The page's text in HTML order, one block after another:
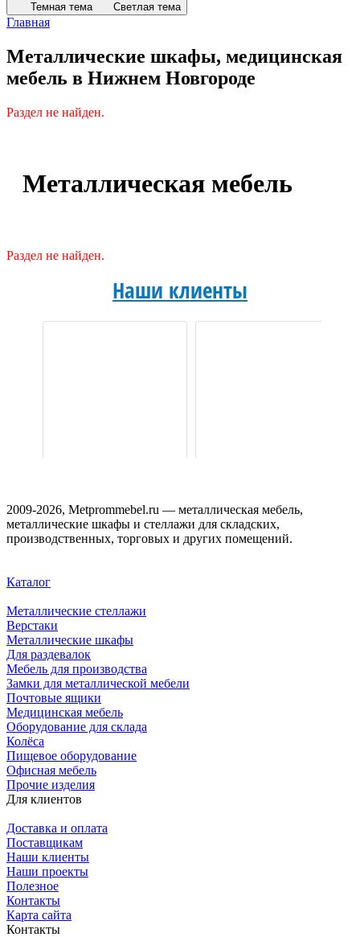
Темная тема Светлая тема
Главная
Металлические шкафы, медицинская
мебель в Нижнем Новгороде
Раздел не найден.
Металлическая мебель
Раздел не найден.
Наши клиенты
2009-2026, Metprommebel.ru — металлическая мебель,
металлические шкафы и стеллажи для складских,
производственных, торговых и других помещений.
Каталог
Металлические стеллажи
Верстаки
Металлические шкафы
Для раздевалок
Мебель для производства
Замки для металлической мебели
Почтовые ящики
Медицинская мебель
Оборудование для склада
Колёса
Пищевое оборудование
Офисная мебель
Прочие изделия
Для клиентов
Доставка и оплата
Поставщикам
Наши клиенты
Наши проекты
Полезное
Контакты
Карта сайта
Контакты